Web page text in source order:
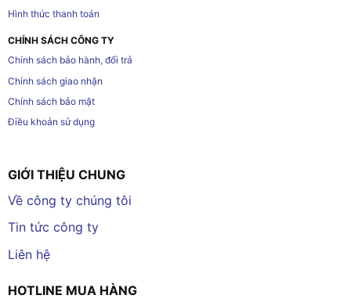
Hình thức thanh toán
CHÍNH SÁCH CÔNG TY
Chính sách bảo hành, đổi trả
Chính sách giao nhận
Chính sách bảo mật
Điều khoản sử dụng
GIỚI THIỆU CHUNG
Về công ty chúng tôi
Tin tức công ty
Liên hệ
HOTLINE MUA HÀNG